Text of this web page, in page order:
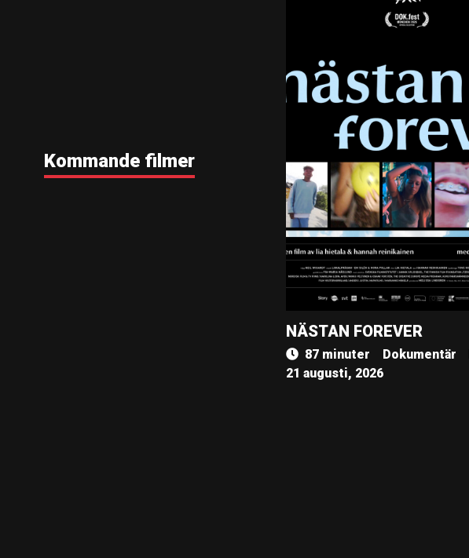
Kommande filmer
NÄSTAN FOREVER
87 minuter Dokumentär
21 augusti, 2026